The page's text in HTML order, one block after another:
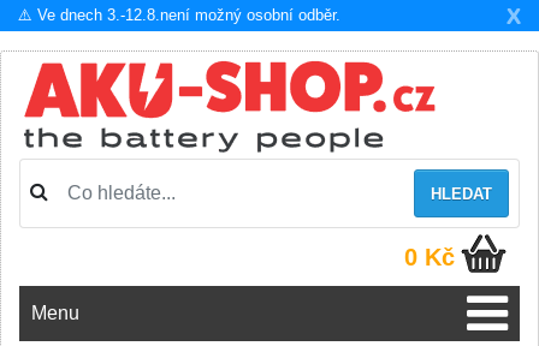
X
⚠️ Ve dnech 3.-12.8.není možný osobní odběr.
HLEDAT
0 Kč
Menu